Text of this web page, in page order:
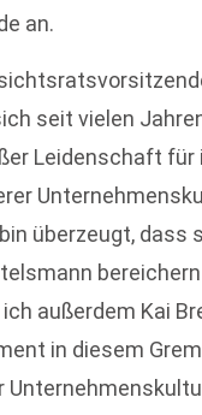
an.
seit vielen
Leidenschaft für
überzeugt,
außerdem Kai
in diesem